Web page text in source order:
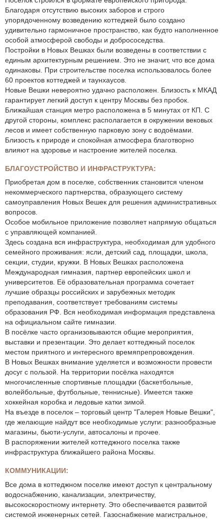
Благодаря отсутствию высоких заборов и строго
упорядоченному возведению коттеджей было создано
удивительно гармоничное пространство, как будто наполненное
особой атмосферой свободы и добрососедства.
Постройки в Новых Вешках были возведены в соответствии с
единым архитектурным решением. Это не значит, что все дома
одинаковы. При строительстве поселка использовалось более
60 проектов коттеджей и таунхаусов.
Новые Вешки невероятно удачно расположен. Близость к МКАД
гарантирует легкий доступ к центру Москвы без пробок.
Ближайшая станция метро расположена в 5 минутах от КП. С
другой стороны, комплекс располагается в окружении вековых
лесов и имеет собственную парковую зону с водоёмами.
Близость к природе и спокойная атмосфера благотворно
влияют на здоровье и настроение жителей поселка.
БЛАГОУСТРОЙСТВО И ИНФРАСТРУКТУРА:
Приобретая дом в поселке, собственник становится членом
некоммерческого партнерства, образующего систему
самоуправления Новых Вешек для решения административных
вопросов.
Особое мобильное приложение позволяет напрямую общаться
с управляющей компанией.
Здесь создана вся инфраструктура, необходимая для удобного
семейного проживания: ясли, детский сад, площадки, школа,
секции, студии, кружки. В Новых Вешках расположена
Международная гимназия, партнер европейских школ и
университетов. Её образовательная программа сочетает
лучшие образцы российских и зарубежных методик
преподавания, соответствует требованиям системы
образования РФ. Вся необходимая информация представлена
на официальном сайте гимназии.
В посёлке часто организовываются общие мероприятия,
выставки и презентации. Это делает коттеджный поселок
местом приятного и интересного времяпрепровождения.
В Новых Вешках внимание уделяется и возможности провести
досуг с пользой. На территории посёлка находятся
многочисленные спортивные площадки (баскетбольные,
волейбольные, футбольные, теннисные). Имеется также
хоккейная коробка и ледовые катки зимой.
На въезде в поселок – торговый центр "Галерея Новые Вешки",
где желающие найдут все необходимые услуги: разнообразные
магазины, бьюти-услуги, автосалоны и прочее.
В распоряжении жителей коттеджного поселка также
инфраструктура ближайшего района Москвы.
КОММУНИКАЦИИ:
Все дома в коттеджном поселке имеют доступ к центральному
водоснабжению, канализации, электричеству,
высокоскоростному интернету. Это обеспечивается развитой
системой инженерных сетей. Газоснабжение магистральное,